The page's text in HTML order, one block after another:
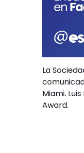
La
Miami.
Award.